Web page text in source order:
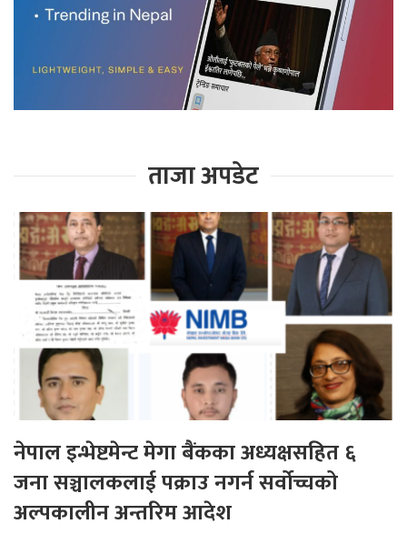
ताजा अपडेट
नेपाल इन्भेष्टमेन्ट मेगा बैंकका अध्यक्षसहित ६
जना सञ्चालकलाई पक्राउ नगर्न सर्वोच्चको
अल्पकालीन अन्तरिम आदेश